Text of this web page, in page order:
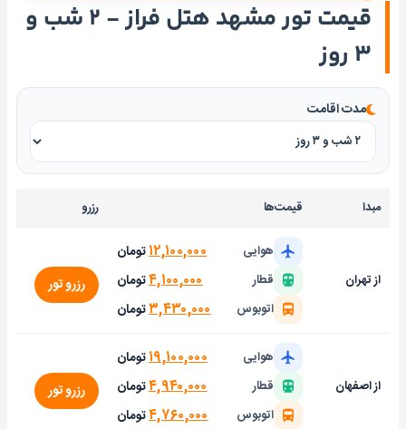
قیمت تور مشهد هتل فراز - ۲ شب و
۳ روز
مدت اقامت
مبدا قیمت‌ها رزرو
از تهران
هوایی ۱۲,۱۰۰,۰۰۰تومان
قطار ۴,۱۰۰,۰۰۰تومان
اتوبوس ۳,۴۳۰,۰۰۰تومان
رزرو تور
از اصفهان
هوایی ۱۹,۱۰۰,۰۰۰تومان
قطار ۴,۹۴۰,۰۰۰تومان
اتوبوس ۴,۷۶۰,۰۰۰تومان
رزرو تور